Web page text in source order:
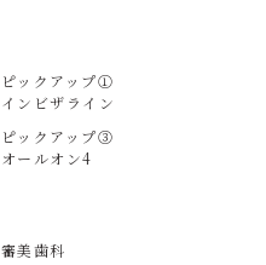
ピックアップ①
インビザライン
ピックアップ③
オールオン4
審美歯科